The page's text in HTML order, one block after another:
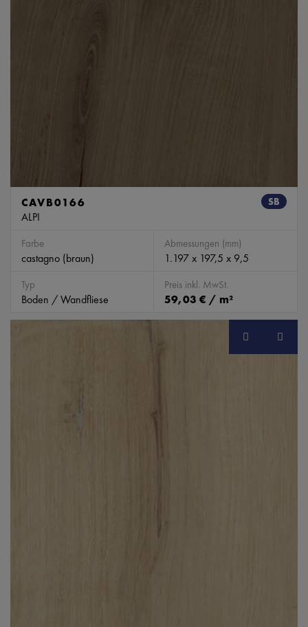
SB
CAVB0166
ALPI
Farbe
castagno (braun)
Abmessungen (mm)
1.197 x 197,5 x 9,5
Typ
Boden / Wandfliese
Preis inkl. MwSt.
59,03 € / m²